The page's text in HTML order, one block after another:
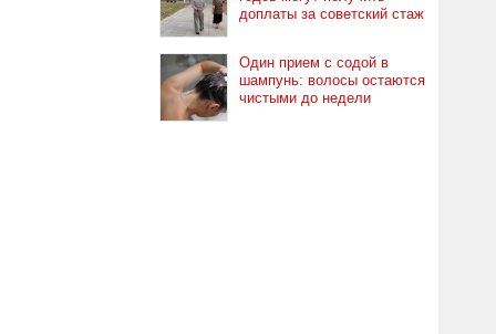
доплаты за советский стаж
Один прием с содой в
шампунь: волосы остаются
чистыми до недели